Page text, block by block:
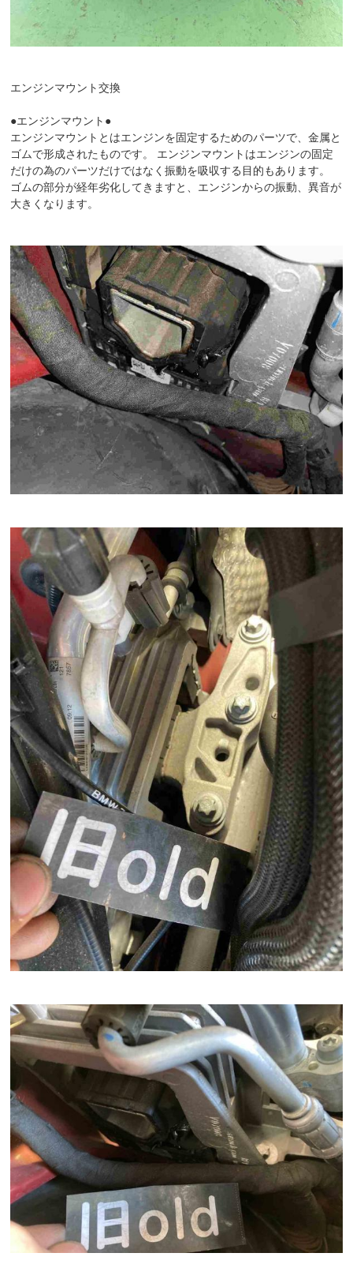
エンジンマウント交換
●エンジンマウント●
エンジンマウントとはエンジンを固定するためのパーツで、金属と
ゴムで形成されたものです。 エンジンマウントはエンジンの固定
だけの為のパーツだけではなく振動を吸収する目的もあります。
ゴムの部分が経年劣化してきますと、エンジンからの振動、異音が
大きくなります。